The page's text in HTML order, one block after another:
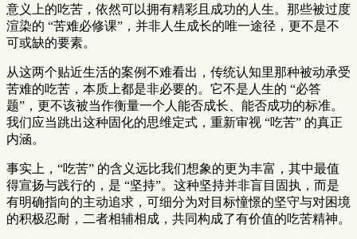
意义上的吃苦，依然可以拥有精彩且成功的人生。那些被过度
渲染的 “苦难必修课”，并非人生成长的唯一途径，更不是不
可或缺的要素。
从这两个贴近生活的案例不难看出，传统认知里那种被动承受
苦难的吃苦，本质上都是非必要的。它不是人生的 “必答
题”，更不该被当作衡量一个人能否成长、能否成功的标准。
我们应当跳出这种固化的思维定式，重新审视 “吃苦” 的真正
内涵。
事实上，“吃苦” 的含义远比我们想象的更为丰富，其中最值
得宣扬与践行的，是 “坚持”。这种坚持并非盲目固执，而是
有明确指向的主动追求，可细分为对目标憧憬的坚守与对困境
的积极忍耐，二者相辅相成，共同构成了有价值的吃苦精神。